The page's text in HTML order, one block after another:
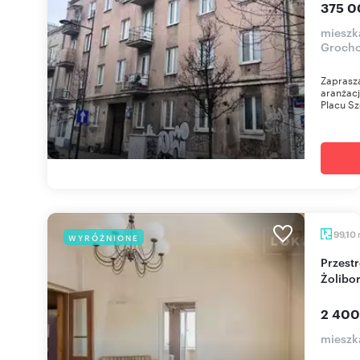
375
Placu
WYRÓŻNIONE 99,10
Przestronne 3-pokojowe mieszkanie z klimatem
2